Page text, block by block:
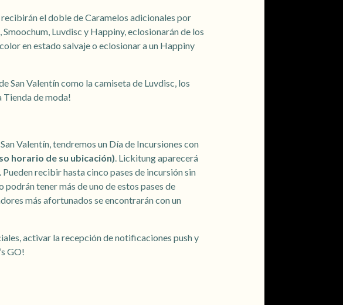
el doble de Caramelos adicionales por
Luvdisc y Happiny, eclosionarán de los
en estado salvaje o eclosionar a un Happiny
San Valentín como la camiseta de Luvdisc, los
Tienda de moda!
Valentín, tendremos un Día de Incursiones con
horario de su ubicación). Lickitung aparecerá
recibir hasta cinco pases de incursión sin
tener más de uno de estos pases de
más afortunados se encontrarán con un
activar la recepción de notificaciones push y
GO!